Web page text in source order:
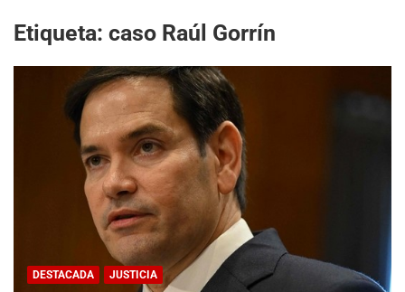
Etiqueta: caso Raúl Gorrín
DESTACADA JUSTICIA